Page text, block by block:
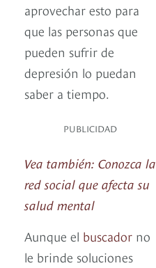
aprovechar esto para
que las personas que
pueden sufrir de
depresión lo puedan
saber a tiempo.
PUBLICIDAD
Vea también: Conozca la
red social que afecta su
salud mental
Aunque el buscador no
le brinde soluciones